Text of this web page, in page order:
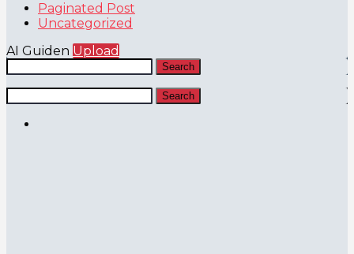
Paginated Post
Uncategorized
AI Guiden Upload
Search
Search